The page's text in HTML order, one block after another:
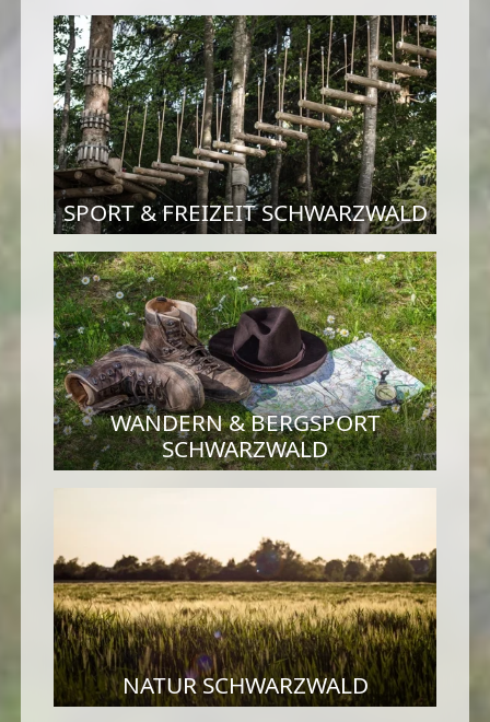
SPORT & FREIZEIT SCHWARZWALD
WANDERN & BERGSPORT
SCHWARZWALD
NATUR SCHWARZWALD